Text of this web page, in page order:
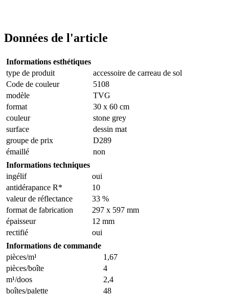
Données de l'article
Informations esthétiques
type de produit
accessoire de carreau de sol
Code de couleur
5108
modèle
TVG
format
30 x 60 cm
couleur
stone grey
surface
dessin mat
groupe de prix
D289
émaillé
non
Informations techniques
ingélif
oui
antidérapance R*
10
valeur de réflectance
33 %
format de fabrication
297 x 597 mm
épaisseur
12 mm
rectifié
oui
Informations de commande
pièces/m¹
1,67
pièces/boîte
4
m¹/doos
2,4
boîtes/palette
48